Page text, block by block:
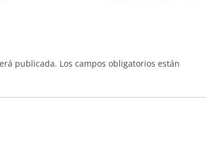
publicada. Los campos obligatorios están